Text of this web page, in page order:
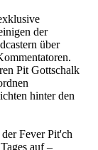
der
über
Pit Gottschalk
hinter den
Fever Pit'ch
auf –